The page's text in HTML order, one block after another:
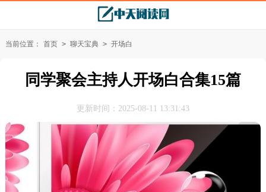
当前位置： 首页 > 聊天宝典 > 开场白
同学聚会主持人开场白合集15篇
更新时间：2025-08-11 13:31:43